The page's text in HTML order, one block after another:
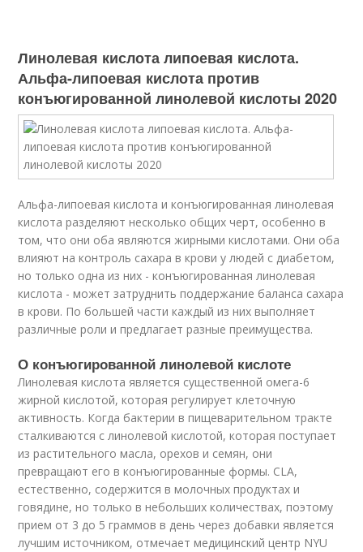
Линолевая кислота липоевая кислота.
Альфа-липоевая кислота против
конъюгированной линолевой кислоты 2020
Альфа-липоевая кислота и конъюгированная линолевая
кислота разделяют несколько общих черт, особенно в
том, что они оба являются жирными кислотами. Они оба
влияют на контроль сахара в крови у людей с диабетом,
но только одна из них - конъюгированная линолевая
кислота - может затруднить поддержание баланса сахара
в крови. По большей части каждый из них выполняет
различные роли и предлагает разные преимущества.
О конъюгированной линолевой кислоте
Линолевая кислота является существенной омега-6
жирной кислотой, которая регулирует клеточную
активность. Когда бактерии в пищеварительном тракте
сталкиваются с линолевой кислотой, которая поступает
из растительного масла, орехов и семян, они
превращают его в конъюгированные формы. CLA,
естественно, содержится в молочных продуктах и ​​
говядине, но только в небольших количествах, поэтому
прием от 3 до 5 граммов в день через добавки является
лучшим источником, отмечает медицинский центр NYU